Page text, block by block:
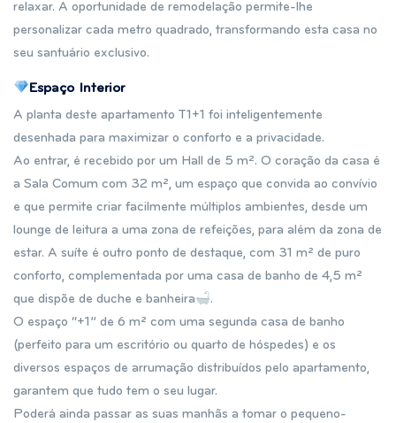
relaxar. A oportunidade de remodelação permite-lhe
personalizar cada metro quadrado, transformando esta casa no
seu santuário exclusivo.
Espaço Interior
A planta deste apartamento T1+1 foi inteligentemente
desenhada para maximizar o conforto e a privacidade.
Ao entrar, é recebido por um Hall de 5 m². O coração da casa é
a Sala Comum com 32 m², um espaço que convida ao convívio
e que permite criar facilmente múltiplos ambientes, desde um
lounge de leitura a uma zona de refeições, para além da zona de
estar. A suíte é outro ponto de destaque, com 31 m² de puro
conforto, complementada por uma casa de banho de 4,5 m²
que dispõe de duche e banheira
.
O espaço “+1” de 6 m² com uma segunda casa de banho
(perfeito para um escritório ou quarto de hóspedes) e os
diversos espaços de arrumação distribuídos pelo apartamento,
garantem que tudo tem o seu lugar.
Poderá ainda passar as suas manhãs a tomar o pequeno-